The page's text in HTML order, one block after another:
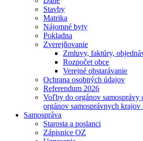
Stavby
Matrika
Nájomné byty
Pokladna
Zverejňovanie
Zmluvy, faktúry,
Rozpočet obce
Verejné obstarávanie
Ochrana osobných údajov
Referendum 2026
Voľby do orgánov
orgánov samosprávnych krajov
Samospráva
Starosta a poslanci
Zápisnice OZ